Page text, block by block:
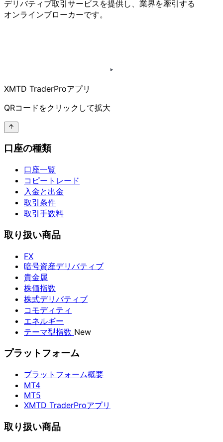
デリバティブ取引サービスを提供し、 業界を牽引する
オンラインブローカーです。
XMTD TraderProアプリ
QRコードをクリックして拡大
口座の種類
口座一覧
コピートレード
入金と出金
取引条件
取引手数料
取り扱い商品
FX
暗号資産デリバティブ
貴金属
株価指数
株式デリバティブ
コモディティ
エネルギー
テーマ型指数 New
プラットフォーム
プラットフォーム概要
MT4
MT5
XMTD TraderProアプリ
取り扱い商品